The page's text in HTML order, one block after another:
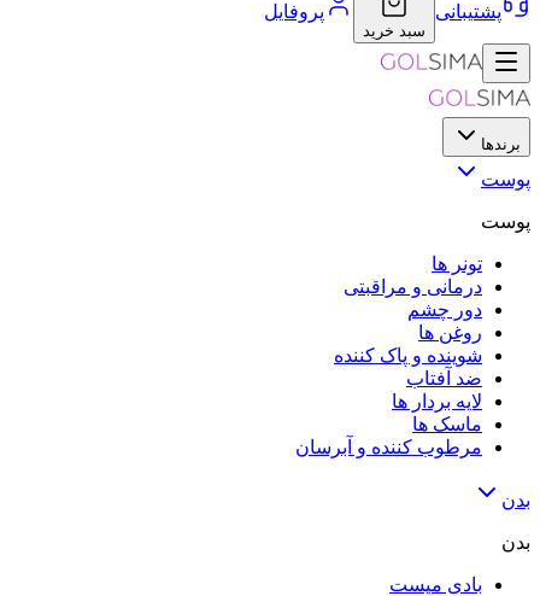
پشتیبانی
سبد خرید
پروفایل
برندها
پوست
پوست
تونر ها
درمانی و مراقبتی
دور چشم
روغن ها
شوینده و پاک کننده
ضد آفتاب
لایه‌ بردار ها
ماسک ها
مرطوب کننده و آبرسان
بدن
بدن
بادی میست